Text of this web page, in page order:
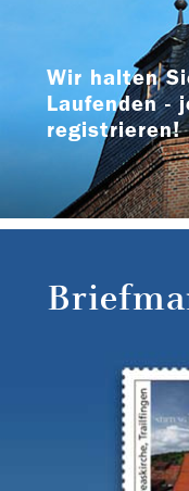
Wir halten
Laufenden -
registrieren!